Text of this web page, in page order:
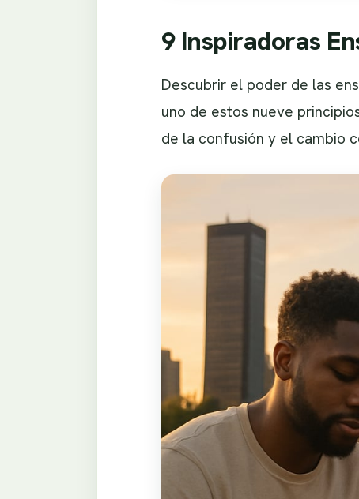
9 Inspiradoras
Descubrir el poder de las
uno de estos nueve
de la confusión y el cambio